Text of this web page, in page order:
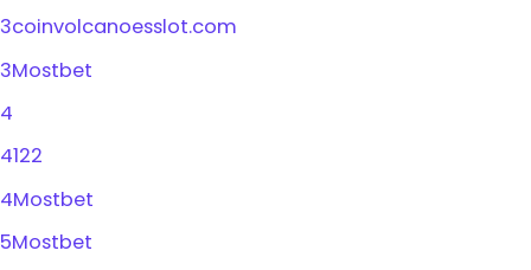
3coinvolcanoesslot.com
3Mostbet
4
4122
4Mostbet
5Mostbet